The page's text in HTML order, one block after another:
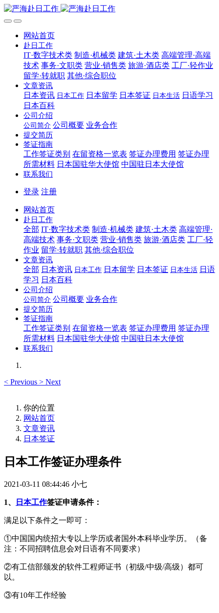
网站首页
赴日工作
IT·数字技术类 制造·机械类 建筑·土木类 高端管理·高端
技术 事务·文职类 营业·销售类 旅游·酒店类 工厂·轻作业
留学·转就职 其他·综合职位
文章资讯
日本资讯 日本工作 日本留学 日本签证 日本生活 日语学习
日本百科
公司介绍
公司简介 公司概要 业务合作
提交简历
签证指南
工作签证类别 在留资格一览表 签证办理费用 签证办理
所需材料 日本国驻华大使馆 中国驻日本大使馆
联系我们
登录 注册
网站首页
赴日工作
全部 IT·数字技术类 制造·机械类 建筑·土木类 高端管理·
高端技术 事务·文职类 营业·销售类 旅游·酒店类 工厂·轻
作业 留学·转就职 其他·综合职位
文章资讯
全部 日本资讯 日本工作 日本留学 日本签证 日本生活 日语
学习 日本百科
公司介绍
公司简介 公司概要 业务合作
提交简历
签证指南
工作签证类别 在留资格一览表 签证办理费用 签证办理
所需材料 日本国驻华大使馆 中国驻日本大使馆
联系我们
< Previous > Next
你的位置
网站首页
文章资讯
日本签证
日本工作签证办理条件
2021-03-11 08:44:46 小七
1、 日本工作签证申请条件：
满足以下条件之一即可：
①中国国内统招大专以上学历或者国外本科毕业学历。（备
注：不同招聘信息会对日语有不同要求）
②有工信部颁发的软件工程师证书（初级/中级/高级）都可
以。
③有10年工作经验